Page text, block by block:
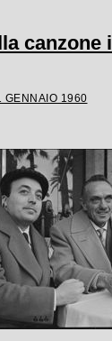
canzone
GENNAIO 1960